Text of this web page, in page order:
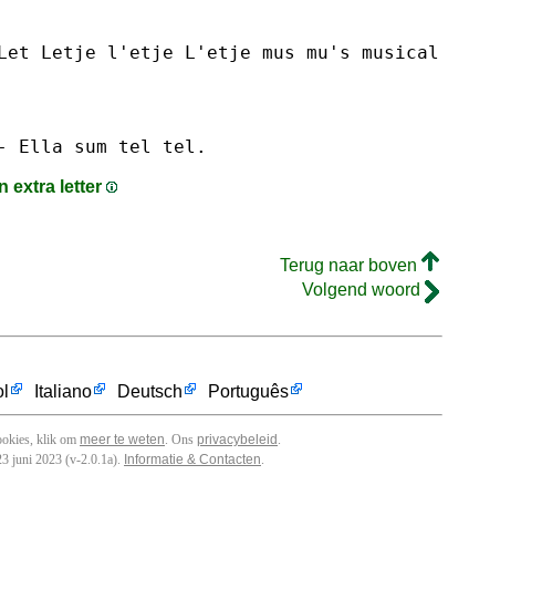
Letje l'etje L'etje mus mu's
musical
Ella sum tel tel.
extra letter
Terug naar boven
Volgend woord
Italiano Deutsch Português
klik om meer te weten. Ons privacybeleid .
juni 2023 (v-2.0.1a). Informatie & Contacten.